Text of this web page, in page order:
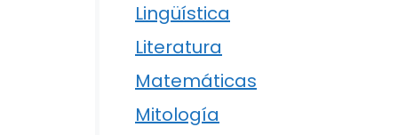
Lingüística
Literatura
Matemáticas
Mitología